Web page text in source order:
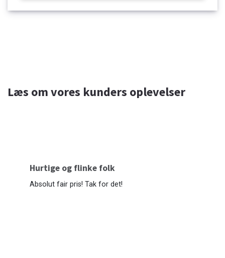
Læs om vores kunders oplevelser
Hurtige og flinke folk
Absolut fair pris! Tak for det!